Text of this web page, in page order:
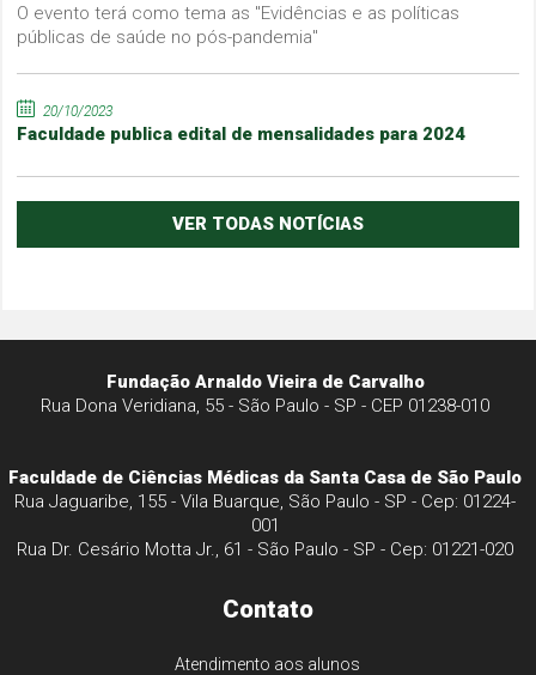
O evento terá como tema as "Evidências e as políticas
públicas de saúde no pós-pandemia"
20/10/2023
Faculdade publica edital de mensalidades para 2024
VER TODAS NOTÍCIAS
Fundação Arnaldo Vieira de Carvalho
Rua Dona Veridiana, 55 - São Paulo - SP - CEP 01238-010
Faculdade de Ciências Médicas da Santa Casa de São Paulo
Rua Jaguaribe, 155 - Vila Buarque, São Paulo - SP - Cep: 01224-
001
Rua Dr. Cesário Motta Jr., 61 - São Paulo - SP - Cep: 01221-020
Contato
Atendimento aos alunos